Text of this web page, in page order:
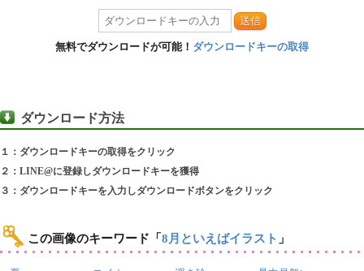
送信
無料でダウンロードが可能！ ダウンロードキーの取得
ダウンロード方法
１：ダウンロードキーの取得をクリック
２：LINE@に登録しダウンロードキーを獲得
３：ダウンロードキーを入力しダウンロードボタンをクリック
この画像のキーワード 「8月といえばイラスト 」